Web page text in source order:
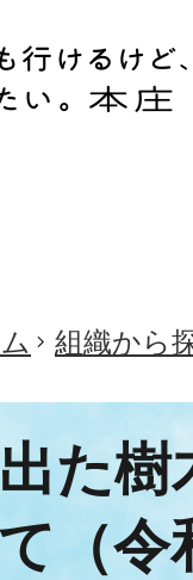
組織から
た樹
（令